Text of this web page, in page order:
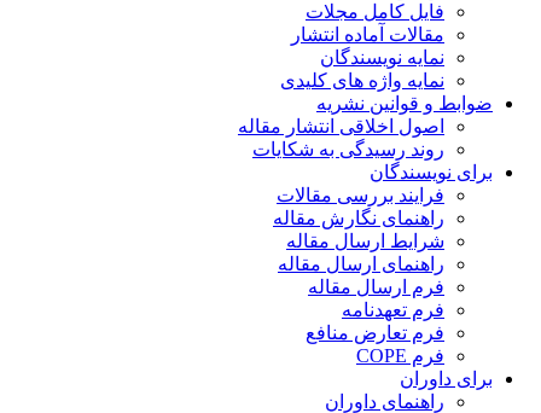
فایل کامل مجلات
مقالات آماده انتشار
نمایه نویسندگان
نمایه واژه های کلیدی
ضوابط و قوانین نشریه
اصول اخلاقی انتشار مقاله
روند رسیدگی به شکایات
برای نویسندگان
فرایند بررسی مقالات
راهنمای نگارش مقاله
شرایط ارسال مقاله
راهنمای ارسال مقاله
فرم ارسال مقاله
فرم تعهدنامه
فرم تعارض منافع
فرم COPE
برای داوران
راهنمای داوران